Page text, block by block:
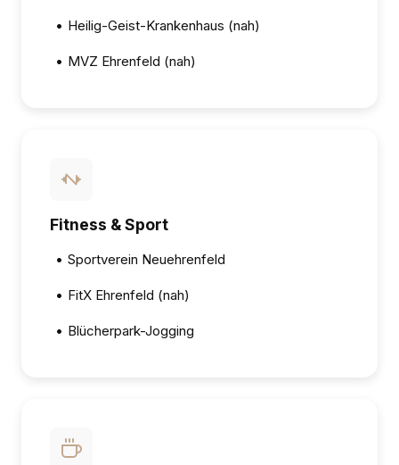
• Heilig-Geist-Krankenhaus (nah)
• MVZ Ehrenfeld (nah)
Fitness & Sport
• Sportverein Neuehrenfeld
• FitX Ehrenfeld (nah)
• Blücherpark-Jogging